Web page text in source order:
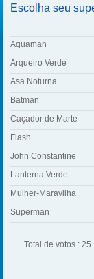
Escolha seu
Aquaman
Arqueiro Verde
Asa Noturna
Batman
Caçador de Marte
Flash
John Constantine
Lanterna Verde
Mulher-Maravilha
Superman
Total de votos : 25